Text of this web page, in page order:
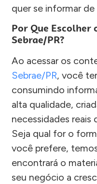
quer se informar
Por Que Escolher
Sebrae/PR?
Ao acessar os
Sebrae/PR, você
consumindo
alta qualidade,
necessidades reais
Seja qual for o
você prefere,
encontrará o
seu negócio a